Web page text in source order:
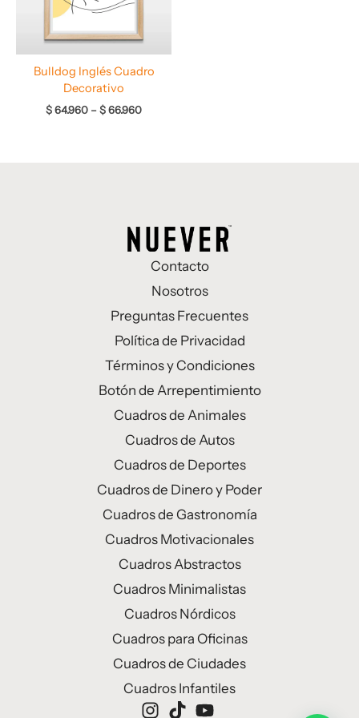
Bulldog Inglés Cuadro
Decorativo
$64.960 –$66.960
Contacto
Nosotros
Preguntas Frecuentes
Política de Privacidad
Términos y Condiciones
Botón de Arrepentimiento
Cuadros de Animales
Cuadros de Autos
Cuadros de Deportes
Cuadros de Dinero y Poder
Cuadros de Gastronomía
Cuadros Motivacionales
Cuadros Abstractos
Cuadros Minimalistas
Cuadros Nórdicos
Cuadros para Oficinas
Cuadros de Ciudades
Cuadros Infantiles